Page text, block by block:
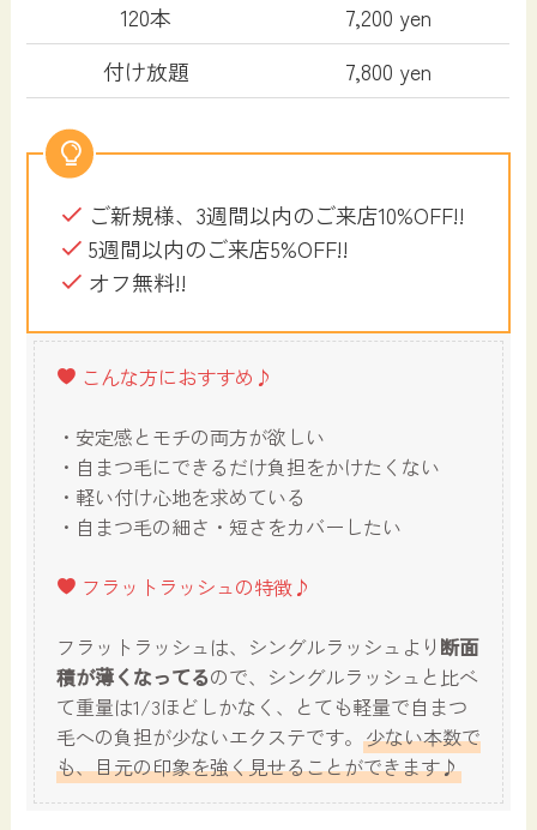
120本
7,200 yen
付け放題
7,800 yen
ご新規様、3週間以内のご来店⁡⁡10%OFF⁡!!
5週間以内のご来店5%OFF!!
オフ無料!!
こんな方におすすめ♪
・安定感とモチの両方が欲しい
・自まつ毛にできるだけ負担をかけたくない
・軽い付け心地を求めている
・自まつ毛の細さ・短さをカバーしたい
フラットラッシュの特徴♪
フラットラッシュは、シングルラッシュより 断面
積が薄くなってるので、シングルラッシュと比べ
て重量は1/3ほどしかなく、とても軽量で自まつ
毛への負担が少ないエクステです。 少ない本数で
も、目元の印象を強く見せることができます♪